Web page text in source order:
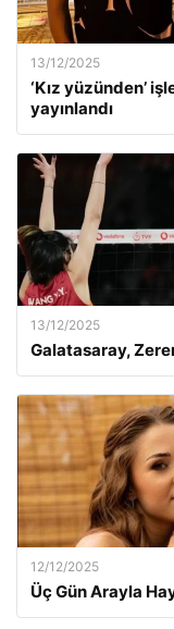
13/12/2025
‘Kız yüzünden’
yayınlandı
13/12/2025
Galatasaray,
12/12/2025
Üç Gün Arayla